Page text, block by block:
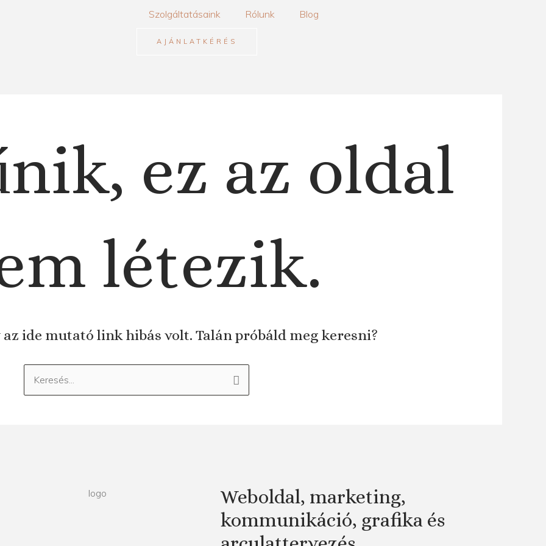
Szolgáltatásaink Rólunk Blog
AJÁNLATKÉRÉS
ez az oldal
létezik.
ide mutató link hibás volt. Talán próbáld meg keresni?
Keresés:
Weboldal, marketing,
kommunikáció, grafika és